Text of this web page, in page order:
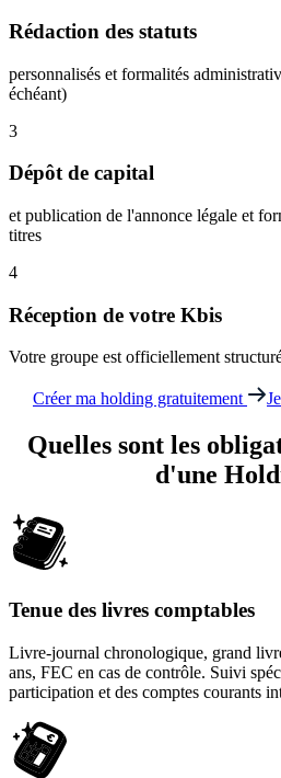
Rédaction des statuts
personnalisés et formalités
échéant)
3
Dépôt de capital
et publication de l'annonce légale et
titres
4
Réception de votre Kbis
Votre groupe est officiellement
Créer ma holding gratuitement
Quelles sont les
d'une
Tenue des livres comptables
Livre-journal chronologique, grand
ans, FEC en cas de contrôle. Suivi
participation et des comptes courants